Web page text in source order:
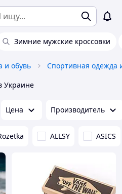
Зимние мужские кроссовки
и обувь Спортивная одежда
Украине
Цена Производитель
ALLSY ASICS